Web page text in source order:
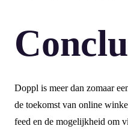
Doppl is meer dan zomaar
de toekomst van online
feed en de mogelijkheid om